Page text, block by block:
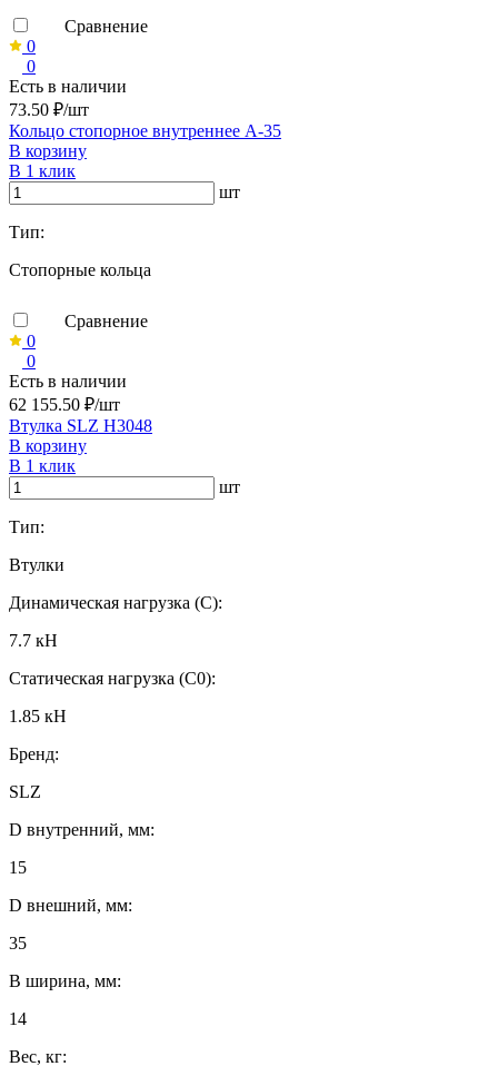
Сравнение
0
0
Есть в наличии
73.50 ₽/шт
Кольцо стопорное внутреннее А-35
В корзину
В 1 клик
шт
Тип:
Стопорные кольца
Сравнение
0
0
Есть в наличии
62 155.50 ₽/шт
Втулка SLZ H3048
В корзину
В 1 клик
шт
Тип:
Втулки
Динамическая нагрузка (C):
7.7 кН
Статическая нагрузка (C0):
1.85 кН
Бренд:
SLZ
D внутренний, мм:
15
D внешний, мм:
35
B ширина, мм:
14
Вес, кг: